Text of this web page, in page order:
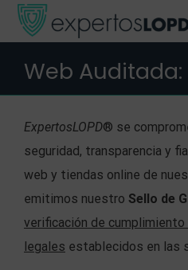
Saltar
Web
ExpertosLOPD® se
seguridad, transparencia y
web y tiendas online de
emitimos nuestro Sello de
verificación de
legales establecidos en las